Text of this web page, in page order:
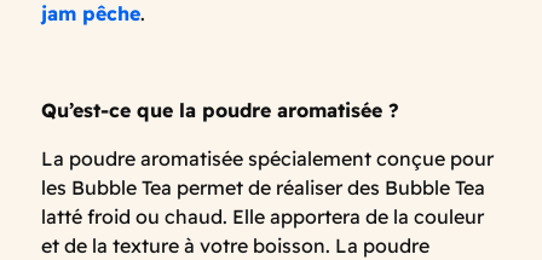
jam pêche.
Qu’est-ce que la poudre aromatisée ?
La poudre aromatisée spécialement conçue pour
les Bubble Tea permet de réaliser des Bubble Tea
latté froid ou chaud. Elle apportera de la couleur
et de la texture à votre boisson. La poudre